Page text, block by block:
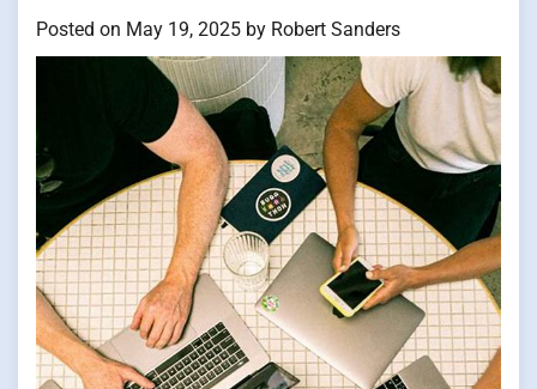
Posted on May 19, 2025 by Robert Sanders